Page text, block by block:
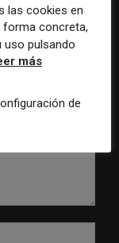
las cookies en
forma concreta,
pulsando
más
de